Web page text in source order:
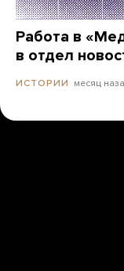
Работа в
в отдел
ИСТОРИИ месяц